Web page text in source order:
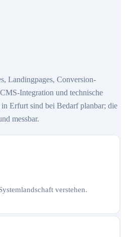
Landingpages, Conversion-
Integration und technische
Erfurt sind bei Bedarf planbar; die
messbar.
verstehen.